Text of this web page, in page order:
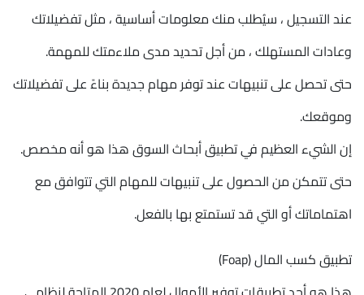
عند التسجيل ، سيُطلب منك معلومات أساسية ، مثل تفضيلاتك
وعادات المستهلك ، من أجل تحديد مدى ملاءمتك للمهمة.
حتى تحصل على تنبيهات عند توفر مهام جديدة بناءً على تفضيلاتك
وموقعك.
إن الشيء العظيم في تطبيق أبحاث السوق هذا هو أنه مخصص.
حتى تتمكن من الحصول على تنبيهات للمهام التي تتوافق مع
اهتماماتك أو التي قد تستمتع بها بالفعل.
تطبيق كسب المال (Foap)